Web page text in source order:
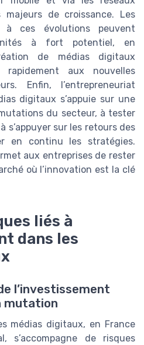
de croissance. Les
à ces évolutions peuvent
à fort potentiel, en
de médias digitaux
rapidement aux nouvelles
Enfin, l’entrepreneuriat
digitaux s’appuie sur une
du secteur, à tester
s’appuyer sur les retours des
en continu les stratégies.
aux entreprises de rester
où l’innovation est la clé
liés à
dans les
l’investissement
mutation
médias digitaux, en France
s’accompagne de risques